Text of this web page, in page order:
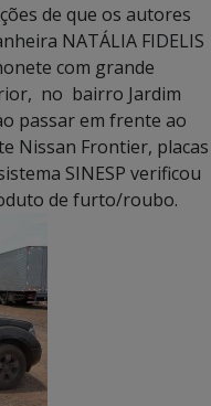
de que os autores
NATÁLIA FIDELIS
com grande
no bairro Jardim
passar em frente ao
Nissan Frontier, placas
SINESP verificou
de furto/roubo.